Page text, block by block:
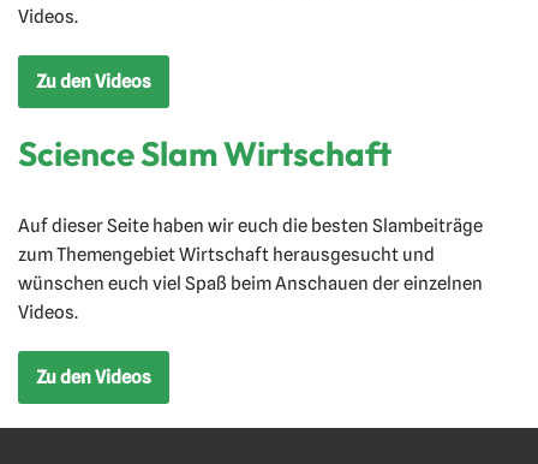
Videos.
Zu den Videos
Science Slam Wirtschaft
Auf dieser Seite haben wir euch die besten Slambeiträge
zum Themengebiet Wirtschaft herausgesucht und
wünschen euch viel Spaß beim Anschauen der einzelnen
Videos.
Zu den Videos